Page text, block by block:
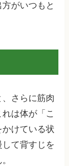
がいつもと
さらに筋肉
は体が「こ
けている状
て背すじを